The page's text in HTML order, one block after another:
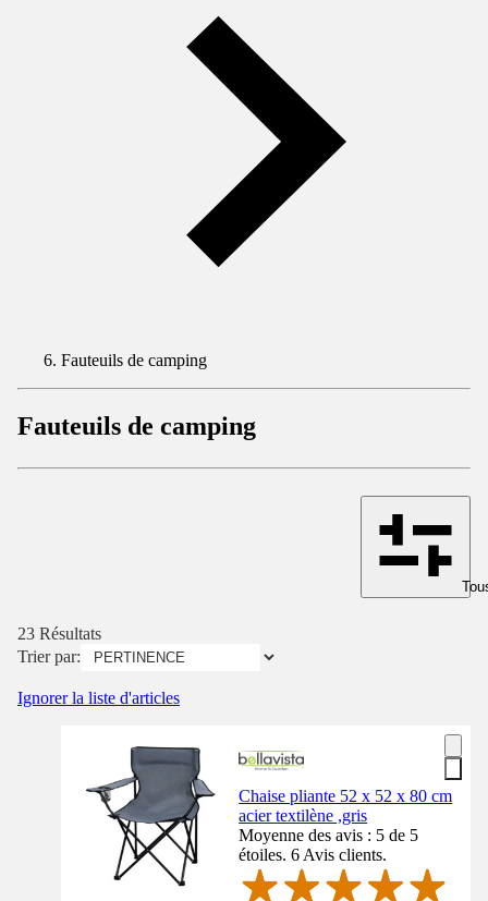
Fauteuils de camping
Fauteuils de camping
23 Résultats
Trier par:
Ignorer la liste d'articles
Chaise pliante 52 x 52 x 80 cm
acier textilène ,gris
Moyenne des avis : 5 de 5
étoiles. 6 Avis clients.